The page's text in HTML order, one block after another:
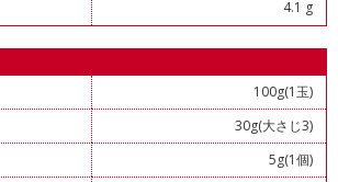
4.1 g
100g(1玉)
30g(大さじ3)
5g(1個)